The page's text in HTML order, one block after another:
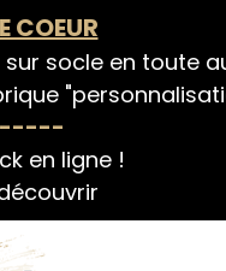
COEUR
socle en toute
en ligne !